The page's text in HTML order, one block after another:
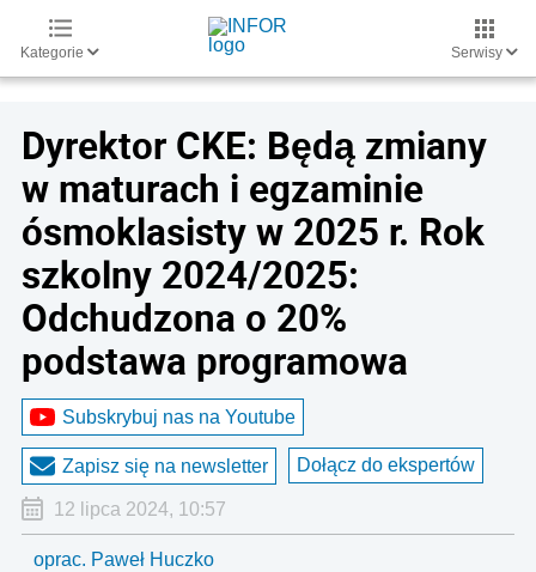
Kategorie Serwisy
Dyrektor CKE: Będą zmiany
w maturach i egzaminie
ósmoklasisty w 2025 r. Rok
szkolny 2024/2025:
Odchudzona o 20%
podstawa programowa
Subskrybuj nas na Youtube
Zapisz się na newsletter Dołącz do ekspertów
12 lipca 2024, 10:57
oprac. Paweł Huczko